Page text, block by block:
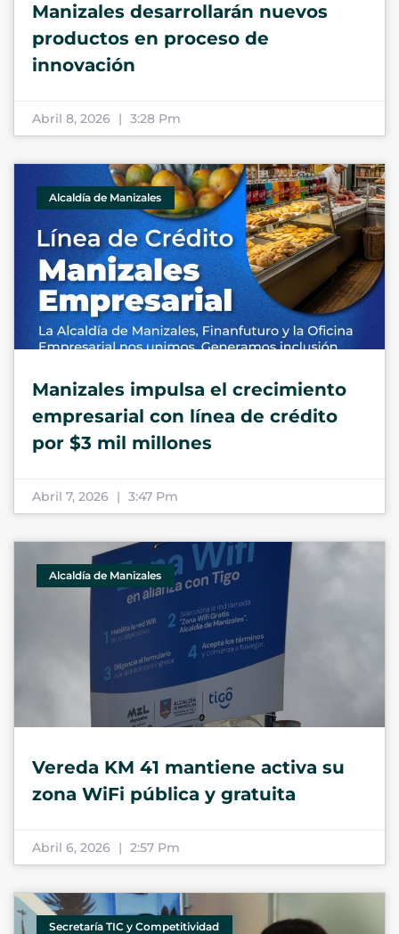
Manizales desarrollarán nuevos
productos en proceso de
innovación
Abril 8, 2026 3:28 Pm
Alcaldía de Manizales
Manizales impulsa el crecimiento
empresarial con línea de crédito
por $3 mil millones
Abril 7, 2026 3:47 Pm
Alcaldía de Manizales
Vereda KM 41 mantiene activa su
zona WiFi pública y gratuita
Abril 6, 2026 2:57 Pm
Secretaría TIC y Competitividad